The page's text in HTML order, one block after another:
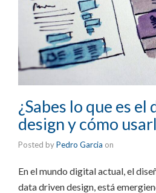
¿Sabes lo que es
design y cómo
Posted byPedro Garcia on
En el mundo digital actual, el
data driven design, está